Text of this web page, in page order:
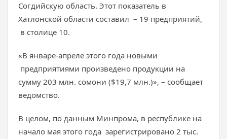
Согдийскую область. Этот показатель в
Хатлонской области составил – 19 предприятий,
в столице 10.
«В январе-апреле этого года новыми
предприятиями произведено продукции на
сумму 203 млн. сомони ($19,7 млн.)», – сообщает
ведомство.
В целом, по данным Минпрома, в республике на
начало мая этого года зарегистрировано 2 тыс.